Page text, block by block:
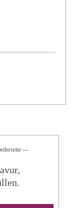
---